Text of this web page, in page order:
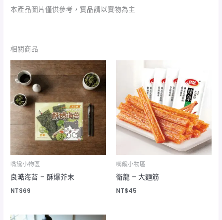
本產品圖片僅供參考，實品請以實物為主
相關商品
嘴饞小物區
良澔海苔 – 酥爆芥末
NT$69
嘴饞小物區
衛龍 – 大麵筋
NT$45
價